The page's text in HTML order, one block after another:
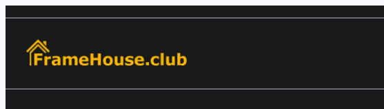
содержимому